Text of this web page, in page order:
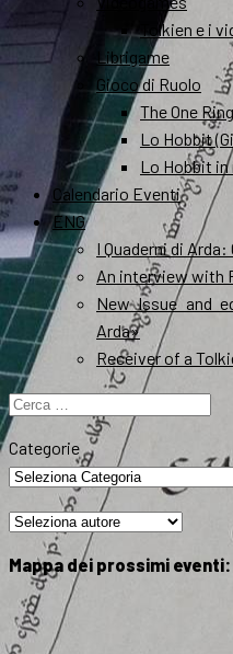
Tolkien e i
Librigame
Gioco di Ruolo
The One Ring
Lo Hobbit
Lo Hobbit
Calendario Eventi
ENG
I Quaderni di
An interview with
New Issue and
Arda»
Receiver of a
Ricerca
per:
Categorie
Mappa dei prossimi eventi: